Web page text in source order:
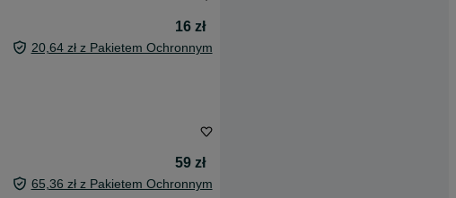
16 zł
20,64 zł z Pakietem Ochronnym
59 zł
65,36 zł z Pakietem Ochronnym